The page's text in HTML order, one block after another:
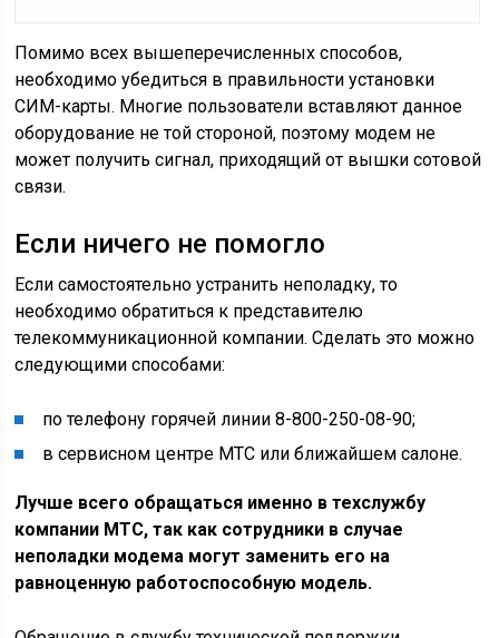
Помимо всех вышеперечисленных способов,
необходимо убедиться в правильности установки
СИМ-карты. Многие пользователи вставляют данное
оборудование не той стороной, поэтому модем не
может получить сигнал, приходящий от вышки сотовой
связи.
Если ничего не помогло
Если самостоятельно устранить неполадку, то
необходимо обратиться к представителю
телекоммуникационной компании. Сделать это можно
следующими способами:
по телефону горячей линии 8-800-250-08-90;
в сервисном центре МТС или ближайшем салоне.
Лучше всего обращаться именно в техслужбу
компании МТС, так как сотрудники в случае
неполадки модема могут заменить его на
равноценную работоспособную модель.